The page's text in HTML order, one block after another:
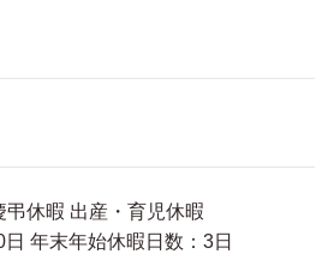
休暇 出産・育児休暇
年末年始休暇日数：3日